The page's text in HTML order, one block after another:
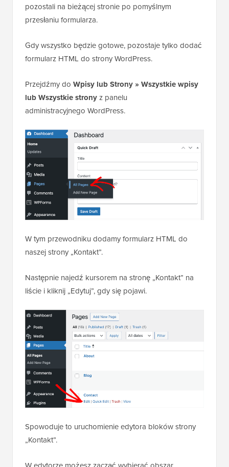
pozostali na bieżącej stronie po pomyślnym
przesłaniu formularza.
Gdy wszystko będzie gotowe, pozostaje tylko dodać
formularz HTML do strony WordPress.
Przejdźmy do Wpisy lub Strony » Wszystkie wpisy
lub Wszystkie stronyz panelu
administracyjnego WordPress.
W tym przewodniku dodamy formularz HTML do
naszej strony „Kontakt”.
Następnie najedź kursorem na stronę „Kontakt” na
liście i kliknij „Edytuj”, gdy się pojawi.
Spowoduje to uruchomienie edytora bloków strony
„Kontakt”.